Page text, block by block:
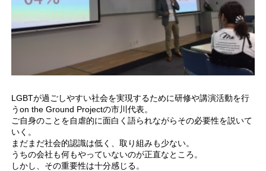
LGBTが過ごしやすい社会を実現するために研修や講演活動を行
うon the Ground Projectの市川代表。
ご自身のことを自虐的に面白く語られながらその必要性を説いて
いく。
まだまだ社会的認識は低く、取り組みも少ない。
うちの会社も何もやっていないのが正直なところ。
しかし、その重要性は十分感じる。